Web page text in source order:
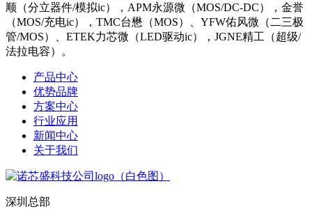
顺（分立器件/模拟ic），APM永源微（MOS/DC-DC），金誉
（MOS/充电ic），TMC台懋（MOS）、YFW佑风微（二三极
管/MOS）、ETEK力芯微（LED驱动ic），JGNE精工（超级/
法拉电容）。
产品中心
优势品牌
方案中心
行业应用
新闻中心
关于我们
深圳总部